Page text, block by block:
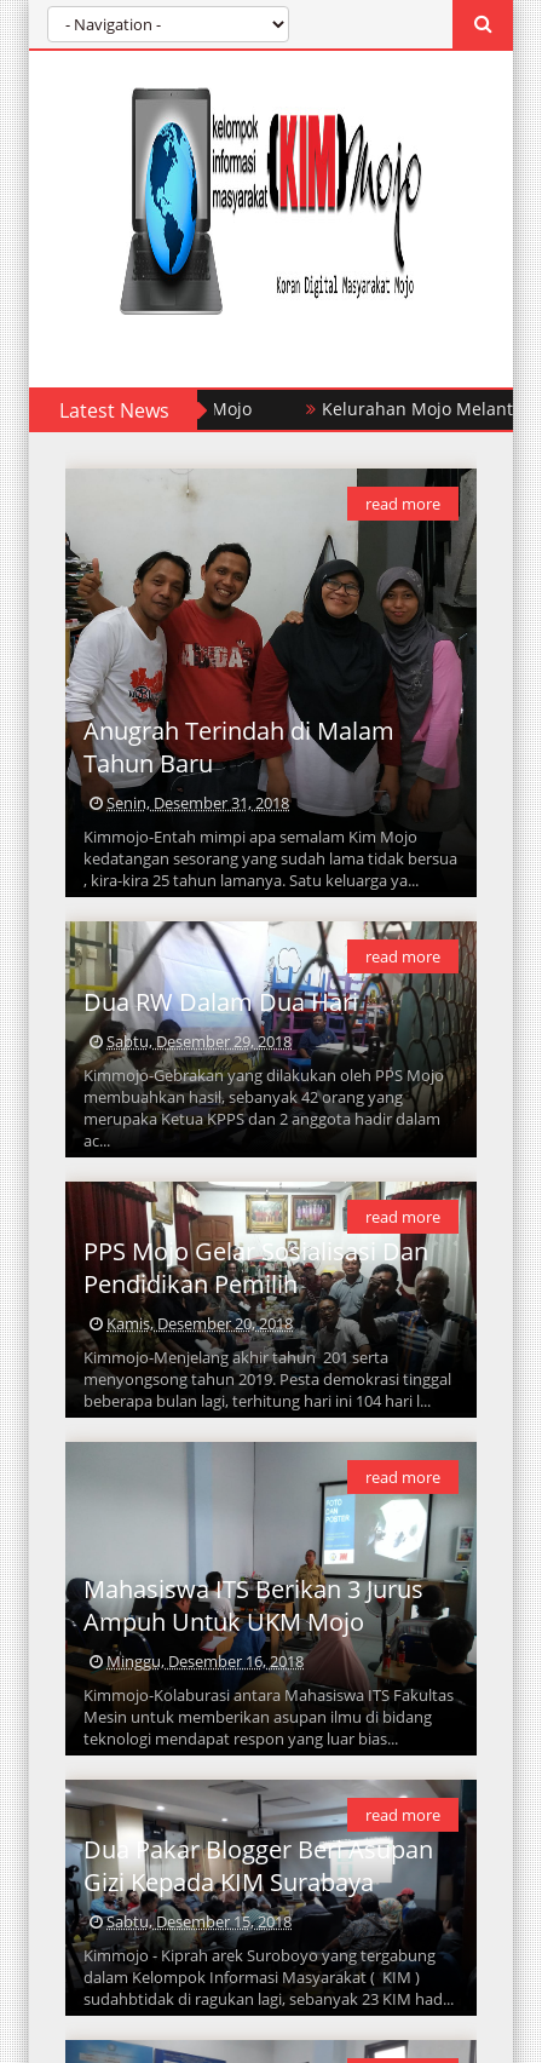
Latest News
Untuk Warga Mojo Kelurahan Mojo Melantik
Anugrah Terindah di Malam
Tahun Baru
Senin, Desember 31, 2018
Kimmojo-Entah mimpi apa semalam Kim Mojo
kedatangan sesorang yang sudah lama tidak bersua
, kira-kira 25 tahun lamanya. Satu keluarga ya...
read more
Dua RW Dalam Dua Hari
Sabtu, Desember 29, 2018
Kimmojo-Gebrakan yang dilakukan oleh PPS Mojo
membuahkan hasil, sebanyak 42 orang yang
merupaka Ketua KPPS dan 2 anggota hadir dalam
ac...
read more
PPS Mojo Gelar Sosialisasi Dan
Pendidikan Pemilih
Kamis, Desember 20, 2018
Kimmojo-Menjelang akhir tahun 201 serta
menyongsong tahun 2019. Pesta demokrasi tinggal
beberapa bulan lagi, terhitung hari ini 104 hari l...
read more
Mahasiswa ITS Berikan 3 Jurus
Ampuh Untuk UKM Mojo
Minggu, Desember 16, 2018
Kimmojo-Kolaburasi antara Mahasiswa ITS Fakultas
Mesin untuk memberikan asupan ilmu di bidang
teknologi mendapat respon yang luar bias...
read more
Dua Pakar Blogger Beri Asupan
Gizi Kepada KIM Surabaya
Sabtu, Desember 15, 2018
Kimmojo - Kiprah arek Suroboyo yang tergabung
dalam Kelompok Informasi Masyarakat ( KIM )
sudahbtidak di ragukan lagi, sebanyak 23 KIM had...
read more